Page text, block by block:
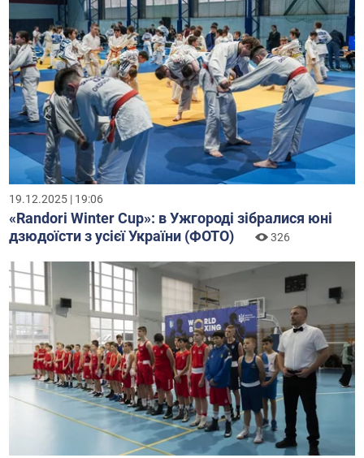
19.12.2025 | 19:06
«Randori Winter Cup»: в Ужгороді зібралися юні
дзюдоїсти з усієї України (ФОТО)
326